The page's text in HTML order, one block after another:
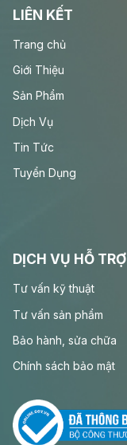
LIÊN KẾT
Trang chủ
Giới Thiệu
Sản Phẩm
Dịch Vụ
Tin Tức
Tuyển Dụng
DỊCH VỤ HỖ TRỢ
Tư vấn kỹ thuật
Tư vấn sản phẩm
Bảo hành, sửa chữa
Chính sách bảo mật